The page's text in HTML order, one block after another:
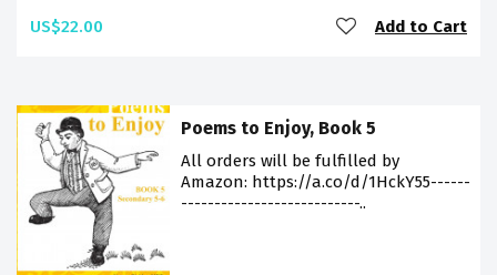
US$22.00 Add to Cart
Poems to Enjoy, Book 5
All orders will be fulfilled by
Amazon: https://a.co/d/1HckY55------
---------------------------..